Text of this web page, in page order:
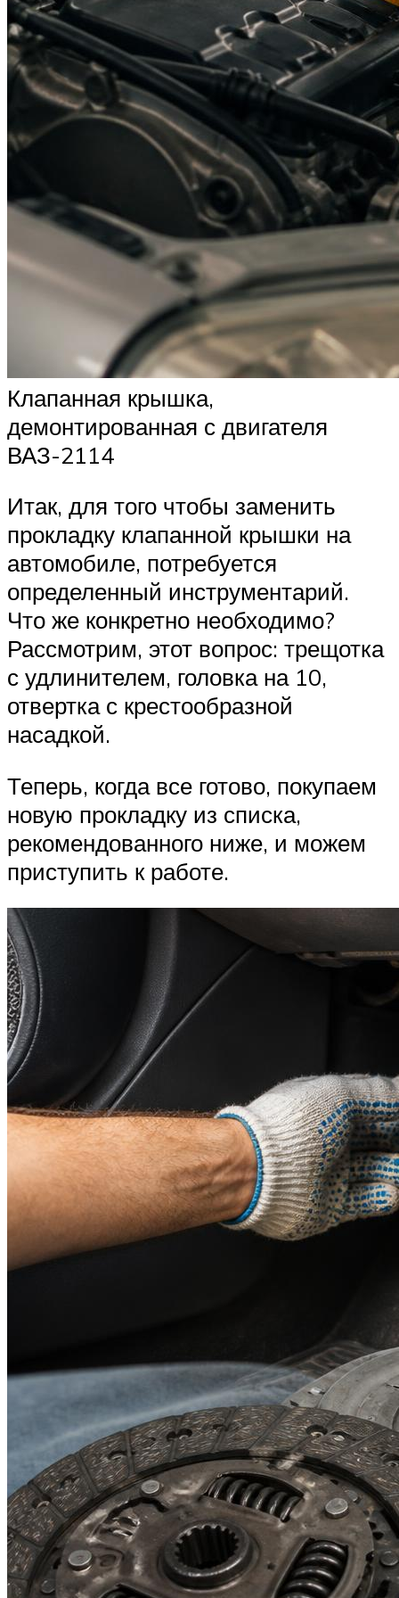
Клапанная крышка,
демонтированная с двигателя
ВАЗ-2114
Итак, для того чтобы заменить
прокладку клапанной крышки на
автомобиле, потребуется
определенный инструментарий.
Что же конкретно необходимо?
Рассмотрим, этот вопрос: трещотка
с удлинителем, головка на 10,
отвертка с крестообразной
насадкой.
Теперь, когда все готово, покупаем
новую прокладку из списка,
рекомендованного ниже, и можем
приступить к работе.